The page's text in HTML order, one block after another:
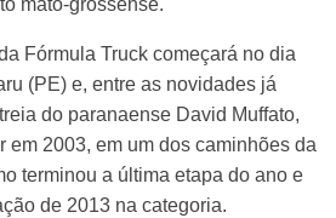
mato-grossense.
Fórmula Truck começará no dia
(PE) e, entre as novidades já
do paranaense David Muffato,
em 2003, em um dos caminhões da
terminou a última etapa do ano e
de 2013 na categoria.